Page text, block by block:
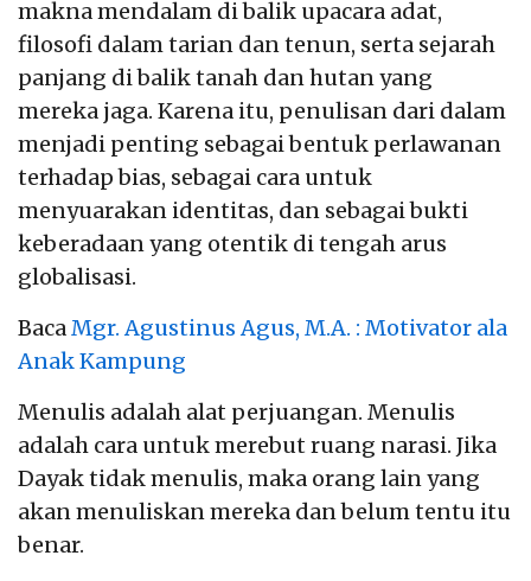
makna mendalam di balik upacara adat,
filosofi dalam tarian dan tenun, serta sejarah
panjang di balik tanah dan hutan yang
mereka jaga. Karena itu, penulisan dari dalam
menjadi penting sebagai bentuk perlawanan
terhadap bias, sebagai cara untuk
menyuarakan identitas, dan sebagai bukti
keberadaan yang otentik di tengah arus
globalisasi.
BacaMgr. Agustinus Agus, M.A. : Motivator ala
Anak Kampung
Menulis adalah alat perjuangan. Menulis
adalah cara untuk merebut ruang narasi. Jika
Dayak tidak menulis, maka orang lain yang
akan menuliskan mereka dan belum tentu itu
benar.